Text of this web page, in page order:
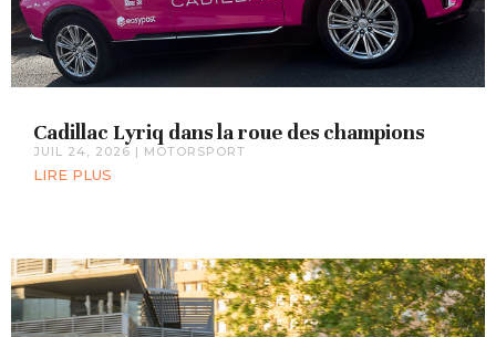
Cadillac Lyriq dans la roue des champions
JUIL 24, 2026 | MOTORSPORT
LIRE PLUS